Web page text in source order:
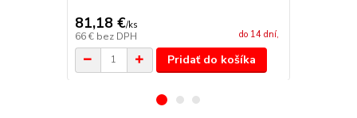
81,18 €/ks
66 € bez DPH do 14 dní,
Pridať do košíka